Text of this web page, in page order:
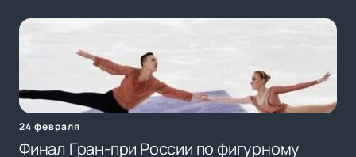
24 февраля
Финал Гран-при России по фигурному